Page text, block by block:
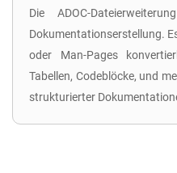
Die ADOC-
Dokumentationserstellung.
oder Man-Pages
Tabellen, Codeblöcke, und
strukturierter